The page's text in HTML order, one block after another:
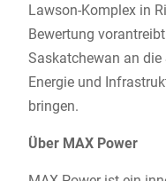
Lawson-Komplex in
Bewertung
Saskatchewan an
Energie und
bringen.
Über MAX Power